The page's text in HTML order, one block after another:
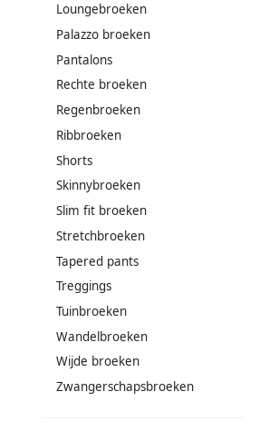
Loungebroeken
Palazzo broeken
Pantalons
Rechte broeken
Regenbroeken
Ribbroeken
Shorts
Skinnybroeken
Slim fit broeken
Stretchbroeken
Tapered pants
Treggings
Tuinbroeken
Wandelbroeken
Wijde broeken
Zwangerschapsbroeken